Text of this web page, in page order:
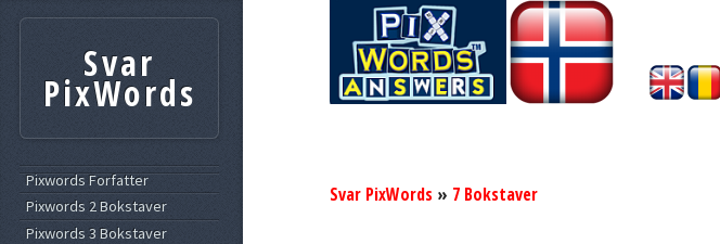
Svar PixWords » 7 Bokstaver
Svar
PixWords
Pixwords Forfatter
Pixwords 2 Bokstaver
Pixwords 3 Bokstaver